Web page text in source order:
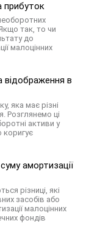
прибуток
так, то чи
до
малоцінних
відображення в
яка має різні
Розглянемо ці
активи у
коригує
амортизації
різниці, які
засобів або
малоцінних
фондів